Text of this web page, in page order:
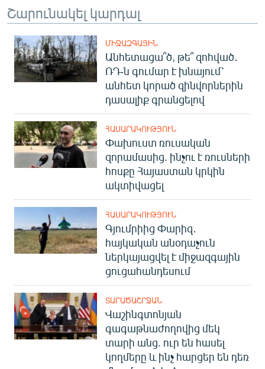
ԲԱՆԱՎԵՃ
ՁԳՏԵԼՈՎ ԼԱՎԱԳՈՒՅՆԻՆ
ՓՈԴՔԱՍԹ
English
Русский
ՀԵՏԵՎԵՔ ՄԵԶ
«Ազատության» բոլոր կայքերը
Շարունակել կարդալ
ՄԻՋԱԶԳԱՅԻՆ
Անհետացա՞ծ, թե՞ զոհված․
ՌԴ-ն գումար է խնայում՝
անհետ կորած զինվորներին
դասալիք գրանցելով
ՀԱՍԱՐԱԿՈՒԹՅՈՒՆ
Փախուստ ռուսական
զորամասից. ինչու է ռուսների
հոսքը Հայաստան կրկին
ակտիվացել
ՀԱՍԱՐԱԿՈՒԹՅՈՒՆ
Գյումրիից Փարիզ․
հայկական անօդաչուն
ներկայացվել է միջազգային
ցուցահանդեսում
ՏԱՐԱԾԱՇՐՋԱՆ
Վաշինգտոնյան
գագաթնաժողովից մեկ
տարի անց. ուր են հասել
կողմերը և ինչ հարցեր են դեռ